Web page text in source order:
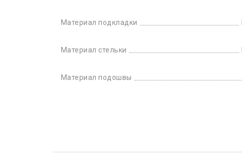
Материал подкладки
Материал стельки
Материал подошвы